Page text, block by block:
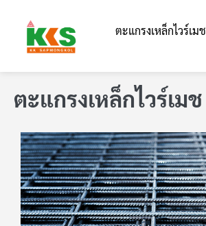
ตะแกรงเหล็กไวร์เมช
ตะแกรงเหล็กไวร์เมช